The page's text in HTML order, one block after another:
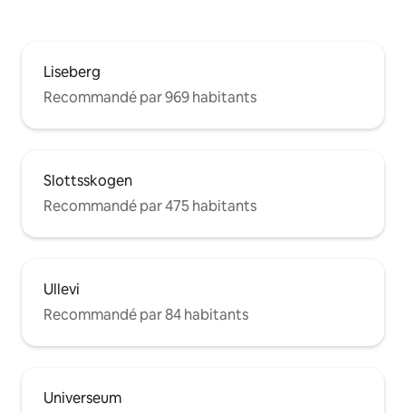
Liseberg
Recommandé par 969 habitants
Slottsskogen
Recommandé par 475 habitants
Ullevi
Recommandé par 84 habitants
Universeum